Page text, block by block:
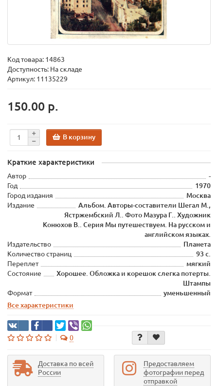
Код товара: 14863
Доступность: На складе
Артикул: 11135229
150.00 р.
В корзину
Краткие характеристики
Автор
-
Год
1970
Город издания
Москва
Издание
Альбом. Авторы-составители Шегал М.,
Ястржембский Л.. Фото Мазура Г.. Художник
Конюхов В.. Серия Мы путешествуем. На русском и
английском языках.
Издательство
Планета
Количество страниц
93 с.
Переплет
мягкий
Состояние
Хорошее. Обложка и корешок слегка потерты.
Штампы
Формат
уменьшенный
Все характеристики
0
Доставка по всей
России
Предоставляем
фотографии перед
отправкой